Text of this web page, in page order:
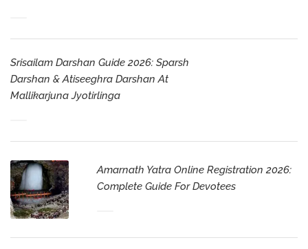
Srisailam Darshan Guide 2026: Sparsh
Darshan & Atiseeghra Darshan At
Mallikarjuna Jyotirlinga
Amarnath Yatra Online Registration 2026:
Complete Guide For Devotees